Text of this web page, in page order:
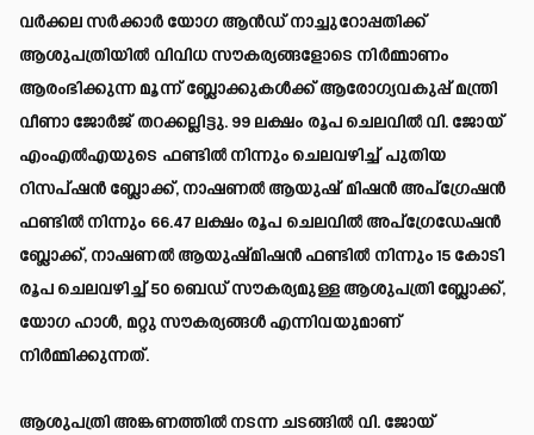
വർക്കല സർക്കാർ യോഗ ആൻഡ് നാച്ചുറോപ്പതിക്ക്
ആശുപത്രിയിൽ വിവിധ സൗകര്യങ്ങളോടെ നിർമ്മാണം
ആരംഭിക്കുന്ന മൂന്ന് ബ്ലോക്കുകൾക്ക് ആരോഗ്യവകുപ്പ് മന്ത്രി
വീണാ ജോർജ് തറക്കല്ലിട്ടു. 99 ലക്ഷം രൂപ ചെലവിൽ വി. ജോയ്
എംഎൽഎയുടെ ഫണ്ടിൽ നിന്നും ചെലവഴിച്ച് പുതിയ
റിസപ്ഷൻ ബ്ലോക്ക്, നാഷണൽ ആയുഷ് മിഷൻ അപ്ഗ്രേഷൻ
ഫണ്ടിൽ നിന്നും 66.47 ലക്ഷം രൂപ ചെലവിൽ അപ്ഗ്രേഡേഷൻ
ബ്ലോക്ക്, നാഷണൽ ആയുഷ്മിഷൻ ഫണ്ടിൽ നിന്നും 15 കോടി
രൂപ ചെലവഴിച്ച് 50 ബെഡ് സൗകര്യമുള്ള ആശുപത്രി ബ്ലോക്ക്,
യോഗ ഹാൾ, മറ്റു സൗകര്യങ്ങൾ എന്നിവയുമാണ്
നിർമ്മിക്കുന്നത്.
ആശുപത്രി അങ്കണത്തിൽ നടന്ന ചടങ്ങിൽ വി. ജോയ്